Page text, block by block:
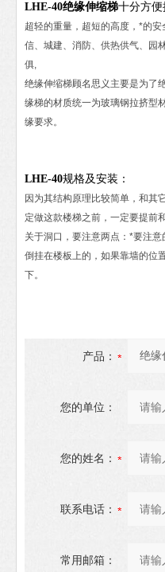
LHE-40绝缘伸缩梯十分方
超轻的重量，超短的高度，*的
信、城建、消防、供热供气、园
俱,
绝缘伸缩梯顾名思义主要是为了
缘梯的材质统一为玻璃钢拉挤型
缘要求。
LHE-40规格及安装：
因为其结构原理比较简单，和其
定做这款楼梯之前，一定要提前
关于洞口，要注意两点：*要注
倒挂在楼板上的，如果靠墙的位
下。
产品：
您的单位：
您的姓名：
联系电话：
常用邮箱：